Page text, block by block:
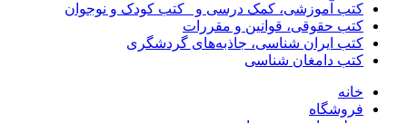
کتب آموزشی، کمک درسی و _کتب کودک و نوجوان
کتب حقوقی، قوانین و مقررات
کتب ایران شناسی، جاذبه‌های گردشگری
کتب دامغان شناسی
خانه
فروشگاه